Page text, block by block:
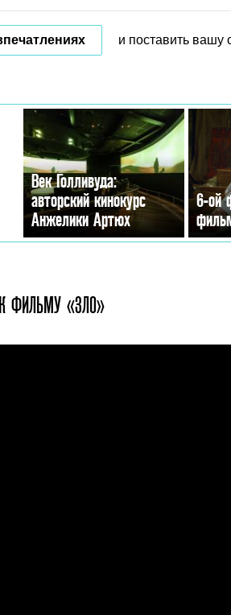
и поставить вашу
Век Голливуда:
авторский кинокурс
Анжелики Артюх
6-ой
К ФИЛЬМУ «ЗЛО»